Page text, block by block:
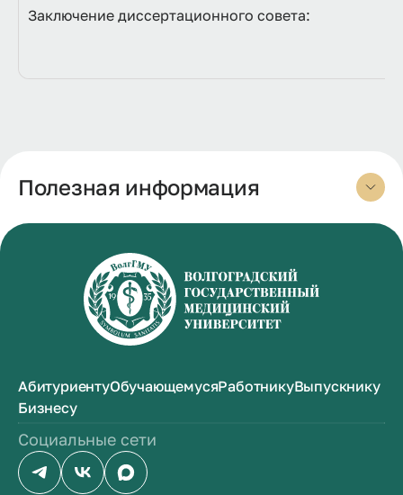
Заключение диссертационного совета:
Полезная информация
АбитуриентуОбучающемусяРаботникуВыпускнику
Бизнесу
Социальные сети